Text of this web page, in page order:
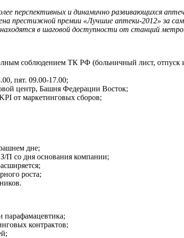
перспективных и динамично развивающихся
престижной премии «Лучшие аптеки-2012» за
в шаговой доступности от станций
соблюдением ТК РФ (больничный лист, отпуск
пят. 09.00-17.00;
центр, Башня Федерации Восток;
от маркетинговых сборов;
дне;
П со дня основания компании;
роста;
парафамацевтика;
контрактов;